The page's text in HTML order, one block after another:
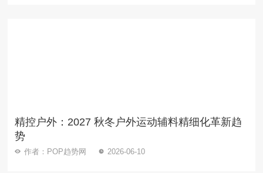
精控户外：2027 秋冬户外运动辅料精细化革新趋
势
作者：POP趋势网 2026-06-10